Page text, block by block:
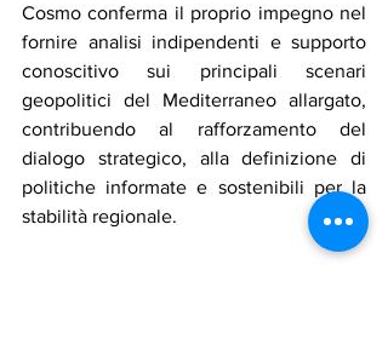
Cosmo conferma il proprio impegno nel
fornire analisi indipendenti e supporto
conoscitivo sui principali scenari
geopolitici del Mediterraneo allargato,
contribuendo al rafforzamento del
dialogo strategico, alla definizione di
politiche informate e sostenibili per la
stabilità regionale.